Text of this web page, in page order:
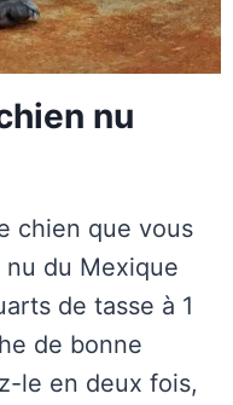
nu
chien que vous
du Mexique
de tasse à 1
de bonne
le en deux fois,